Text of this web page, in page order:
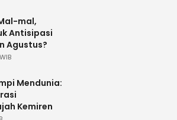
mal,
Antisipasi
Agustus?
Mendunia:
Kemiren